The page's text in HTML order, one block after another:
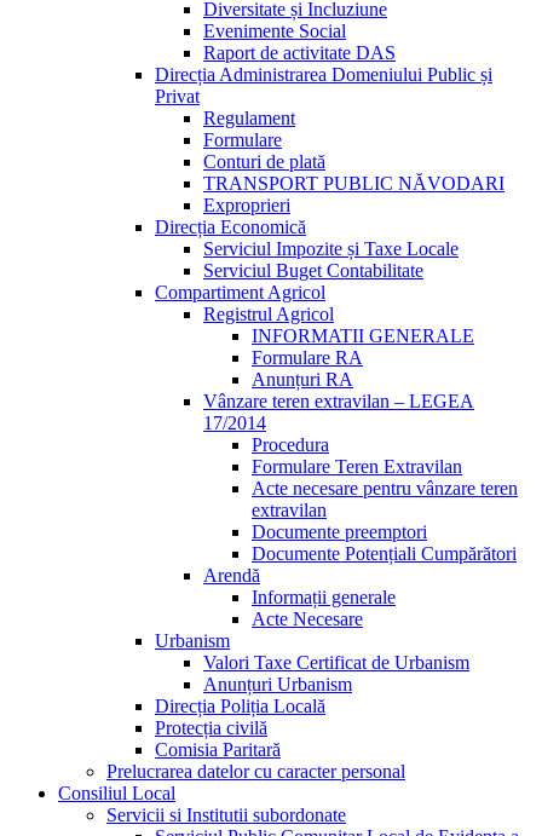
Diversitate și Incluziune
Evenimente Social
Raport de activitate DAS
Direcția Administrarea Domeniului Public și
Privat
Regulament
Formulare
Conturi de plată
TRANSPORT PUBLIC NĂVODARI
Exproprieri
Direcția Economică
Serviciul Impozite și Taxe Locale
Serviciul Buget Contabilitate
Compartiment Agricol
Registrul Agricol
INFORMATII GENERALE
Formulare RA
Anunțuri RA
Vânzare teren extravilan – LEGEA
17/2014
Procedura
Formulare Teren Extravilan
Acte necesare pentru vânzare teren
extravilan
Documente preemptori
Documente Potențiali Cumpărători
Arendă
Informații generale
Acte Necesare
Urbanism
Valori Taxe Certificat de Urbanism
Anunțuri Urbanism
Direcția Poliția Locală
Protecția civilă
Comisia Paritară
Prelucrarea datelor cu caracter personal
Consiliul Local
Servicii si Institutii subordonate